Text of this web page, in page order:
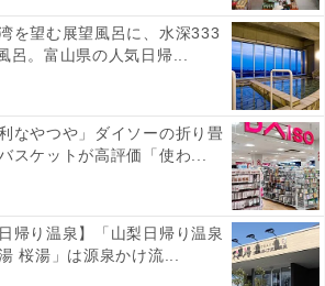
を望む展望風呂に、水深333
呂。富山県の人気日帰...
なやつや」ダイソーの折り畳
スケットが高評価「使わ...
帰り温泉】「山梨日帰り温泉
桜湯」は源泉かけ流...